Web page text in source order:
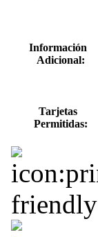
Información
Adicional:
Tarjetas
Permitidas: